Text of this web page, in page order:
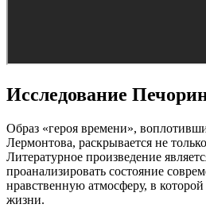
Исследование
Образ «героя времени»,
Лермонтова, раскрывается не
Литературное произведение
проанализировать состояние
нравственную атмосферу, в
жизни.